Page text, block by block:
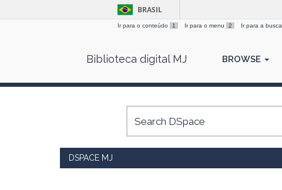
BRASIL
Ir para o conteúdo 1 Ir para o menu 2 Ir para a busca
Biblioteca digital MJ BROWSE
DSPACE MJ